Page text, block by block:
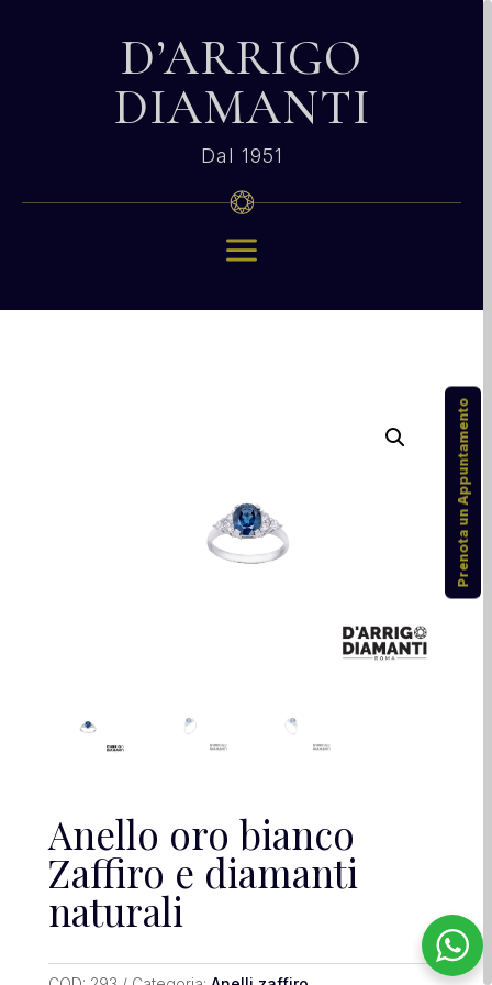
D’ARRIGO
DIAMANTI
Dal 1951
a
Anello oro bianco
Zaffiro e diamanti
naturali
Prenota un Appuntamento